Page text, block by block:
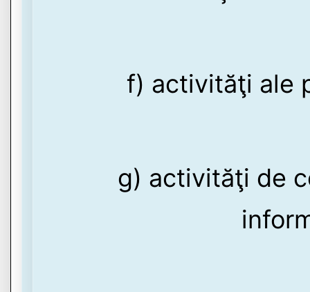
f) activităţi ale
g) activităţi de